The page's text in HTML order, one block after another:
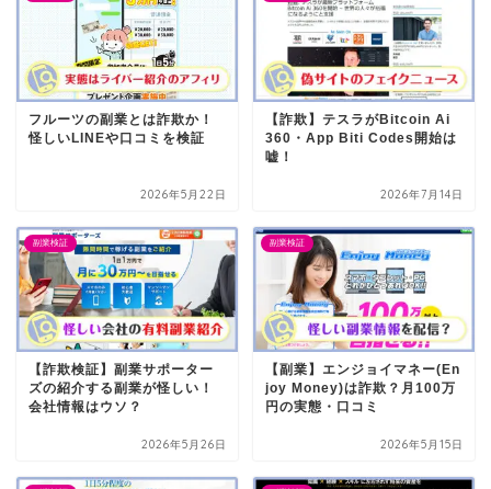
フルーツの副業とは詐欺か！
怪しいLINEや口コミを検証
2026年5月22日
【詐欺】テスラがBitcoin Ai
360・App Biti Codes開始は
嘘！
2026年7月14日
副業検証
【詐欺検証】副業サポーター
ズの紹介する副業が怪しい！
会社情報はウソ？
2026年5月26日
副業検証
【副業】エンジョイマネー(En
joy Money)は詐欺？月100万
円の実態・口コミ
2026年5月15日